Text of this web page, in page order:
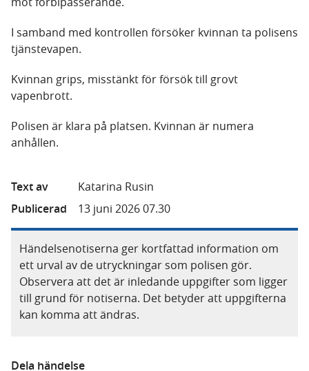
I samband med kontrollen försöker kvinnan ta polisens
tjänstevapen.
Kvinnan grips, misstänkt för försök till grovt
vapenbrott.
Polisen är klara på platsen. Kvinnan är numera
anhållen.
Text av
Katarina Rusin
Publicerad
13 juni 2026 07.30
Händelsenotiserna ger kortfattad information om
ett urval av de utryckningar som polisen gör.
Observera att det är inledande uppgifter som ligger
till grund för notiserna. Det betyder att uppgifterna
kan komma att ändras.
Dela händelse